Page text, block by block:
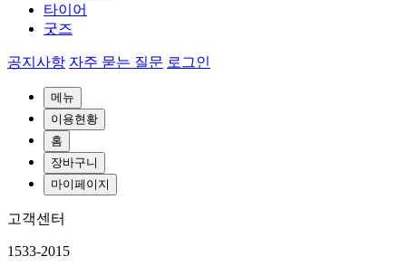
타이어
굿즈
공지사항 자주 묻는 질문 로그인
메뉴
이용현황
홈
장바구니
마이페이지
고객센터
1533-2015